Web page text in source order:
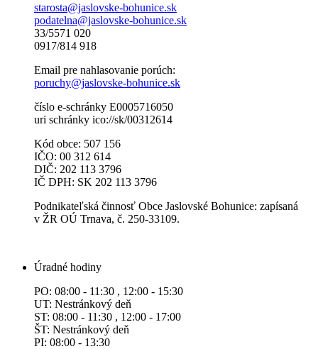
starosta@jaslovske-bohunice.sk
podatelna@jaslovske-bohunice.sk
33/5571 020
0917/814 918
Email pre nahlasovanie porúch:
poruchy@jaslovske-bohunice.sk
číslo e-schránky E0005716050
uri schránky ico://sk/00312614
Kód obce: 507 156
IČO: 00 312 614
DIČ: 202 113 3796
IČ DPH: SK 202 113 3796
Podnikateľská činnosť Obce Jaslovské Bohunice: zapísaná
v ŽR OÚ Trnava, č. 250-33109.
Úradné hodiny
PO: 08:00 - 11:30 , 12:00 - 15:30
UT: Nestránkový deň
ST: 08:00 - 11:30 , 12:00 - 17:00
ŠT: Nestránkový deň
PI: 08:00 - 13:30